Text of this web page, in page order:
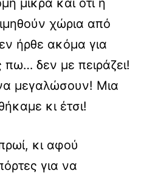
μικρά και ότι η
χώρια από
ήρθε ακόμα για
δεν με πειράζει!
μεγαλώσουν! Μια
κι έτσι!
κι αφού
για να